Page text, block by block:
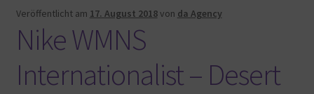
Impressum
Kasse
Mein Konto
Veröffentlicht am 17. August 2018von da Agency
Nike WMNS
Internationalist – Desert